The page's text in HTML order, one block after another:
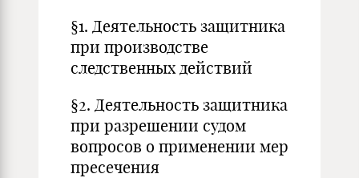
§1. Деятельность защитника
при производстве
следственных действий
§2. Деятельность защитника
при разрешении судом
вопросов о применении мер
пресечения